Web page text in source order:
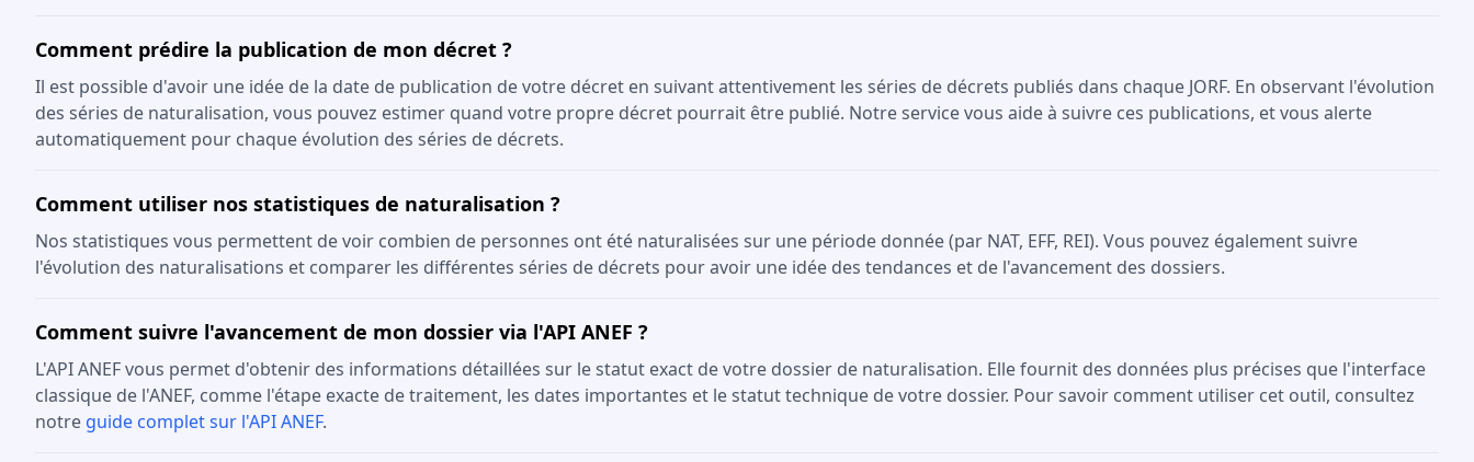
Comment prédire la publication de mon décret ?
Il est possible d'avoir une idée de la date de publication de votre décret en suivant attentivement les séries de décrets publiés dans chaque JORF. En observant l'évolution
des séries de naturalisation, vous pouvez estimer quand votre propre décret pourrait être publié. Notre service vous aide à suivre ces publications, et vous alerte
automatiquement pour chaque évolution des séries de décrets.
Comment utiliser nos statistiques de naturalisation ?
Nos statistiques vous permettent de voir combien de personnes ont été naturalisées sur une période donnée (par NAT, EFF, REI). Vous pouvez également suivre
l'évolution des naturalisations et comparer les différentes séries de décrets pour avoir une idée des tendances et de l'avancement des dossiers.
Comment suivre l'avancement de mon dossier via l'API ANEF ?
L'API ANEF vous permet d'obtenir des informations détaillées sur le statut exact de votre dossier de naturalisation. Elle fournit des données plus précises que l'interface
classique de l'ANEF, comme l'étape exacte de traitement, les dates importantes et le statut technique de votre dossier. Pour savoir comment utiliser cet outil, consultez
notre guide complet sur l'API ANEF.